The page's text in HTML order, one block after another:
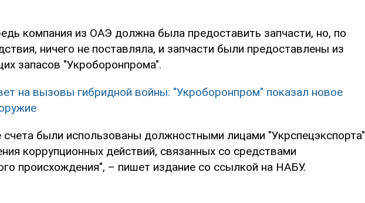
компания из ОАЭ должна была предоставить запчасти, но, по
ничего не поставляла, и запчасти были предоставлены из
запасов "Укроборонпрома".
на вызовы гибридной войны: "Укроборонпром" показал новое
счета были использованы должностными лицами "Укрспецэкспорта"
коррупционных действий, связанных со средствами
происхождения", – пишет издание со ссылкой на НАБУ.